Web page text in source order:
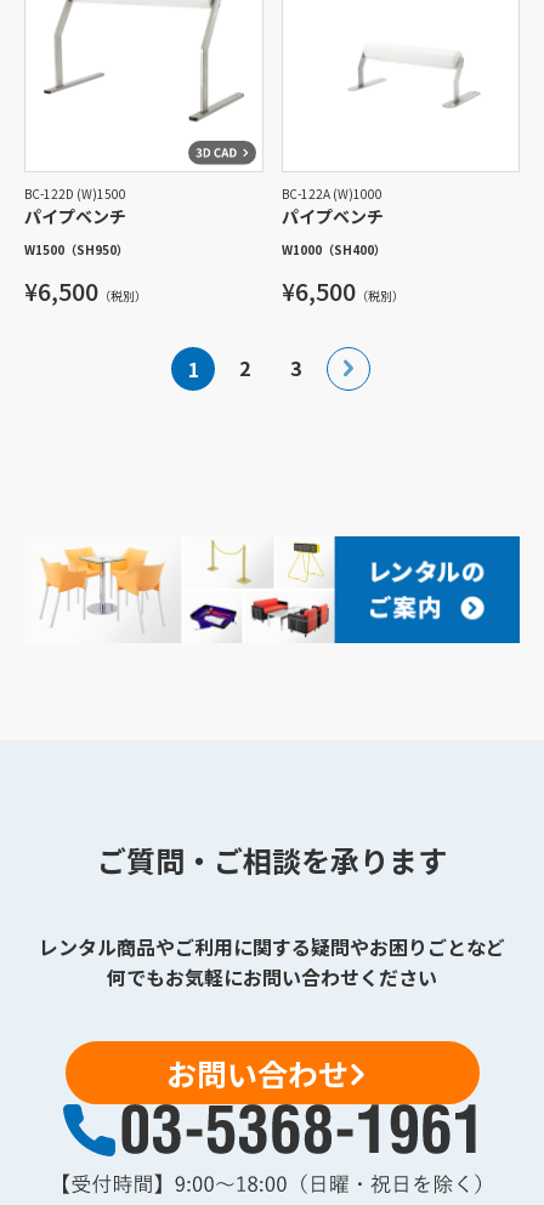
BC-122D (W)1500
パイプベンチ
W1500 （SH950）
¥6,500 （税別）
BC-122A (W)1000
パイプベンチ
W1000（SH400）
¥6,500（税別）
り
1 2 3
ご質問・ご相談を承ります
レンタル商品やご利用に関する疑問やお困りごとなど
何でもお気軽にお問い合わせください
お問い合わせ